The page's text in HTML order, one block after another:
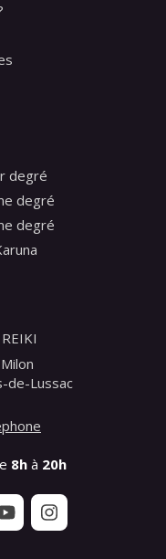
degré
degré
degré
de-Lussac
8hà 20h